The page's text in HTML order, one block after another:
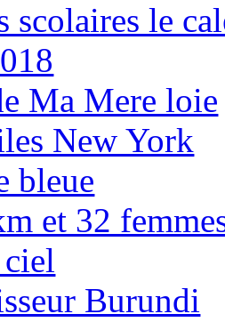
scolaires le
Ma Mere loie
New York
bleue
et 32
Burundi